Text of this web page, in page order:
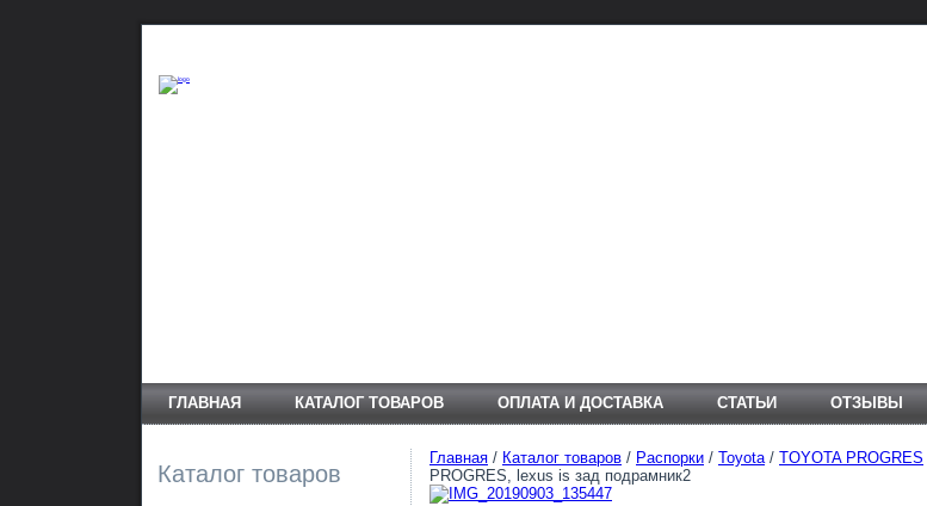
ГЛАВНАЯ КАТАЛОГ ТОВАРОВ ОПЛАТА И ДОСТАВКА СТАТЬИ ОТЗЫВЫ
Каталог товаров
Главная / Каталог товаров / Распорки / Toyota/ TOYOTA PROGRES
PROGRES, lexus is зад подрамник2